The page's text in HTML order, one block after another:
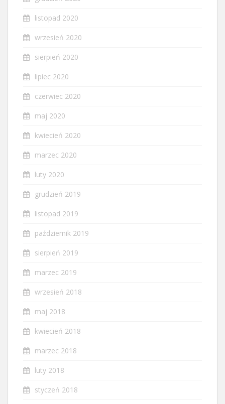
listopad 2020
wrzesień 2020
sierpień 2020
lipiec 2020
czerwiec 2020
maj 2020
kwiecień 2020
marzec 2020
luty 2020
grudzień 2019
listopad 2019
październik 2019
sierpień 2019
marzec 2019
wrzesień 2018
maj 2018
kwiecień 2018
marzec 2018
luty 2018
styczeń 2018